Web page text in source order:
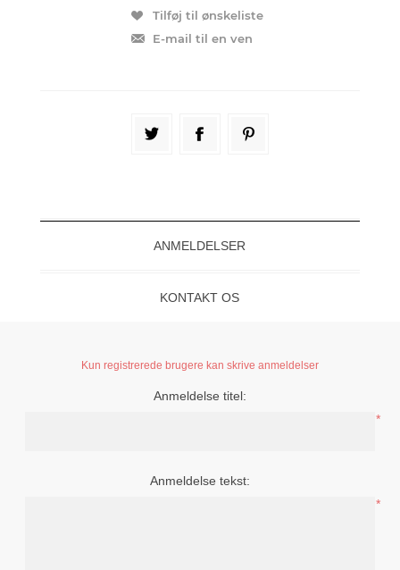
ANMELDELSER
KONTAKT OS
Kun registrerede brugere kan skrive anmeldelser
Anmeldelse titel:
*
Anmeldelse tekst:
*